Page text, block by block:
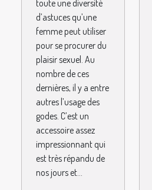
?
toute une diversité
d’astuces qu’une
femme peut utiliser
pour se procurer du
plaisir sexuel. Au
nombre de ces
dernières, il y a entre
autres l’usage des
godes. C’est un
accessoire assez
impressionnant qui
est très répandu de
nos jours et...